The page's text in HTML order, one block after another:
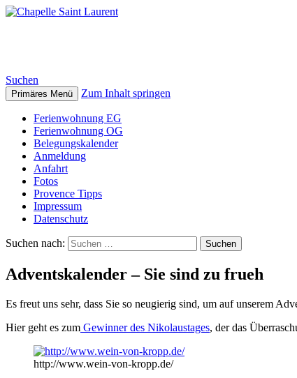
Suchen
Primäres Menü Zum Inhalt springen
Ferienwohnung EG
Ferienwohnung OG
Belegungskalender
Anmeldung
Anfahrt
Fotos
Provence Tipps
Impressum
Datenschutz
Suchen nach:
Adventskalender – Sie sind zu frueh
Es freut uns sehr, dass Sie so neugierig sind, um auf unserem
Hier geht es zum Gewinner des Nikolaustages, der das
http://www.wein-von-kropp.de/